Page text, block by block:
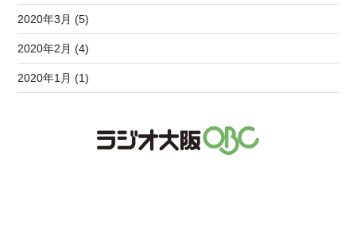
2020年3月 (5)
2020年2月 (4)
2020年1月 (1)